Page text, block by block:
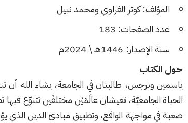
المؤلف: كوثر الفراوي ومحمد نبيل
عدد الصفحات: 183
سنة الإصدار: 1446هـ \ 2024م
حول الكتاب
ياسمين ونرجس، طالبتان في الجامعة، يشاء الله أن
الحياة الجامعيّة، تعيشان عالَمَيْن مختلفَين تتنوّع
صعبة في مواجهة الواقع، وتطبيق مبادئ الدين الذي